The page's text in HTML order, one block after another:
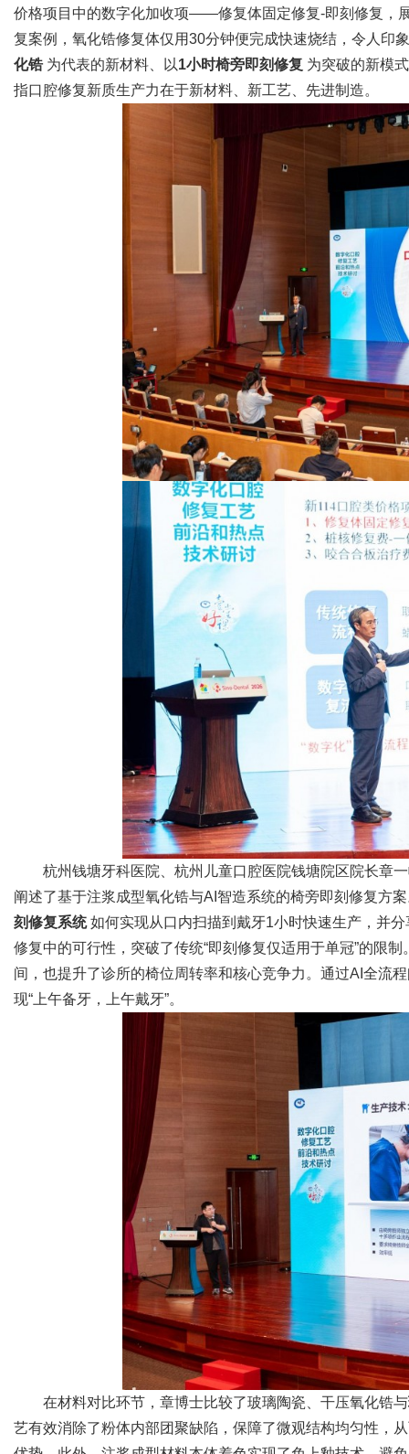
价格项目中的数字化加收项——修复体固定修复-即刻修复，
复案例，氧化锆修复体仅用30分钟便完成快速烧结，令人印
化锆为代表的新材料、以1小时椅旁即刻修复 为突破的新模
指口腔修复新质生产力在于新材料、新工艺、先进制造。
杭州钱塘牙科医院、杭州儿童口腔医院钱塘院区院长章
阐述了基于注浆成型氧化锆与AI智造系统的椅旁即刻修复方
刻修复系统如何实现从口内扫描到戴牙1小时快速生产，并
修复中的可行性，突破了传统“即刻修复仅适用于单冠”的限
间，也提升了诊所的椅位周转率和核心竞争力。通过AI全流
现“上午备牙，上午戴牙”。
在材料对比环节，章博士比较了玻璃陶瓷、干压氧化锆与
艺有效消除了粉体内部团聚缺陷，保障了微观结构均匀性，